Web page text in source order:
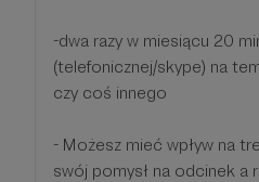
-dwa razy w miesiącu 20
(telefonicznej/skype) na
czy coś innego
- Możesz mieć wpływ na
swój pomysł na odcinek a